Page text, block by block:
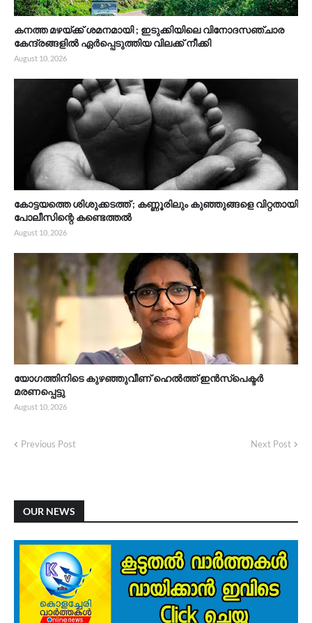
കനത്ത മഴയ്ക്ക് ശമനമായി ; ഇടുക്കിയിലെ വിനോദസഞ്ചാര
കേന്ദ്രങ്ങളിൽ ഏർപ്പെടുത്തിയ വിലക്ക് നീക്കി
August 10, 2026
കോട്ടയത്തെ ശിശുക്കടത്ത് ; കണ്ണൂരിലും കുഞ്ഞുങ്ങളെ വിറ്റതായി
പോലീസിന്റെ കണ്ടെത്തല്‍
August 10, 2026
യോഗത്തിനിടെ കുഴഞ്ഞുവീണ് ഹെൽത്ത് ഇൻസ്പെക്ടർ
മരണപ്പെട്ടു
August 10, 2026
Previous Post Next Post
OUR NEWS